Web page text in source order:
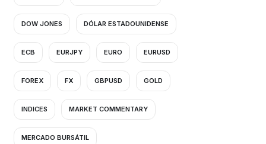
DOW JONES DÓLAR ESTADOUNIDENSE
ECB EURJPY EURO EURUSD
FOREX FX GBPUSD GOLD
INDICES MARKET COMMENTARY
MERCADO BURSÁTIL